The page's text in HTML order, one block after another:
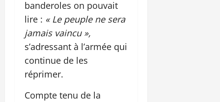
banderoles on pouvait
lire : « Le peuple ne sera
jamais vaincu »,
s’adressant à l’armée qui
continue de les
réprimer.
Compte tenu de la